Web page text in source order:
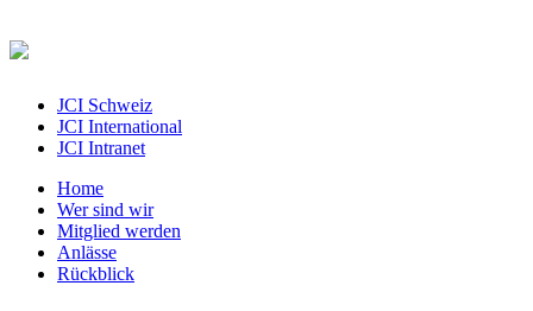
JCI Schweiz
JCI International
JCI Intranet
Home
Wer sind wir
Mitglied werden
Anlässe
Rückblick